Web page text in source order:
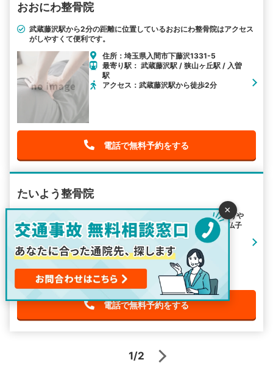
おおにわ整骨院
武蔵藤沢駅から2分の距離に位置しているおおにわ整骨院はアクセス
がしやすくて便利です。
住所：埼玉県入間市下藤沢1331-5
最寄り駅： 武蔵藤沢駅 / 狭山ヶ丘駅 / 入曽
駅
アクセス：武蔵藤沢駅から徒歩2分
電話で無料予約をする
たいよう整骨院
住所：埼玉県入間市春日町1-4-15いなげや
最寄り駅： 入間市駅 / 稲荷山公園駅 / 仏子
駅
アクセス：入間市駅から徒歩13分
電話で無料予約をする
1/2
×